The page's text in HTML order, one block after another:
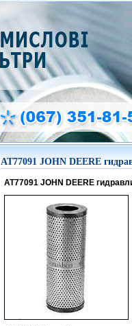
AT77091 JOHN DEERE
AT77091 JOHN DEERE